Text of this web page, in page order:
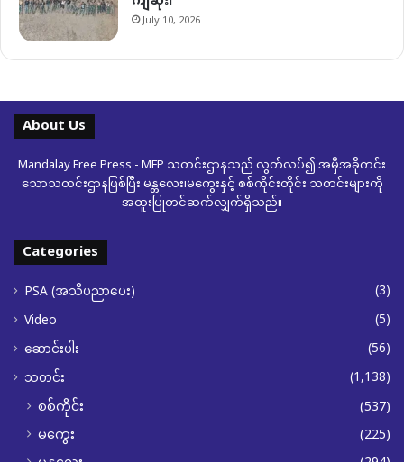
July 10, 2026
About Us
Mandalay Free Press - MFP သတင်းဌာနသည် လွတ်လပ်၍ အမှီအခိုကင်း
သောသတင်းဌာနဖြစ်ပြီး မန္တလေး၊မကွေးနှင့် စစ်ကိုင်းတိုင်း သတင်းများကို
အထူးပြုတင်ဆက်လျှက်ရှိသည်။
Categories
PSA (အသိပညာပေး)
(3)
Video
(5)
ဆောင်းပါး
(56)
သတင်း
(1,138)
စစ်ကိုင်း
(537)
မကွေး
(225)